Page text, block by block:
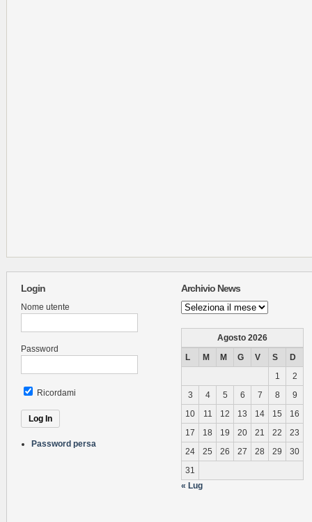
Login
Nome utente
Password
Ricordami
Password persa
Archivio News
Archivio
News
Agosto 2026
L
M M G V S
D
1
2
3
4 5 6 7 8
9
10
11 12 13 14 15
16
17
18 19 20 21 22
23
24
25 26 27 28 29
30
31
« Lug